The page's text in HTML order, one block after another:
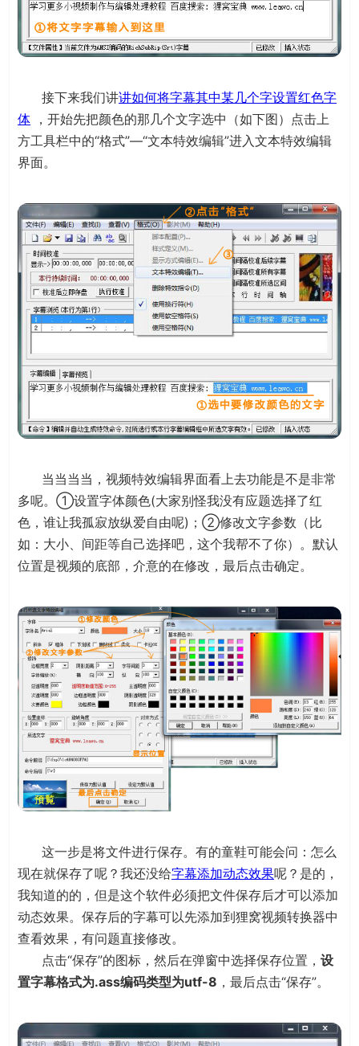
接下来我们讲讲如何将字幕其中某几个字设置红色字
体 ，开始先把颜色的那几个文字选中（如下图）点击上
方工具栏中的“格式”—“文本特效编辑”进入文本特效编辑
界面。
当当当当，视频特效编辑界面看上去功能是不是非常
多呢。①设置字体颜色(大家别怪我没有应题选择了红
色，谁让我孤寂放纵爱自由呢)；②修改文字参数（比
如：大小、间距等自己选择吧，这个我帮不了你）。默认
位置是视频的底部，介意的在修改，最后点击确定。
这一步是将文件进行保存。有的童鞋可能会问：怎么
现在就保存了呢？我还没给字幕添加动态效果呢？是的，
我知道的的，但是这个软件必须把文件保存后才可以添加
动态效果。保存后的字幕可以先添加到狸窝视频转换器中
查看效果，有问题直接修改。
点击“保存”的图标，然后在弹窗中选择保存位置， 设
置字幕格式为.ass编码类型为utf-8 ，最后点击“保存”。